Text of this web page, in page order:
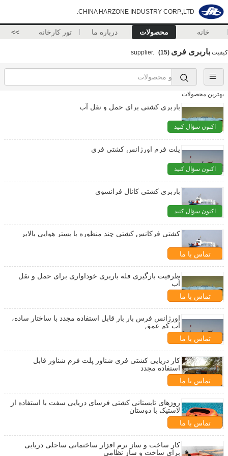
CHINA HARZONE INDUSTRY CORP.,LTD.
خانه محصولات درباره ما تور کارخانه >>
کیفیت باربری فری (15)
بهترین محصولات
باربری کشتی برای حمل و نقل آب
اکنون سؤال کنید
پلت فرم اورژانس کشتی فری
اکنون سؤال کنید
باربری کشتی کانال فرانسوی
اکنون سؤال کنید
کشتی فرکانس کشتی چند منظوره با بستر هوایی بالابر
تماس با ما
ظرفیت بارگیری فله باربری خوداواری برای حمل و نقل
آب
تماس با ما
اورژانس فرس بار بار قابل استفاده مجدد با ساختار ساده،
آب کم عمق
تماس با ما
کار دریایی کشتی فری شناور پلت فرم شناور قابل
استفاده مجدد
تماس با ما
روزهای تابستانی کشتی فرسای دریایی سفت با استفاده از
لاستیک با دوستان
تماس با ما
کار ساخت و ساز نرم افزار ساختمانی ساحلی دریایی
برای ساخت و ساز نظامی